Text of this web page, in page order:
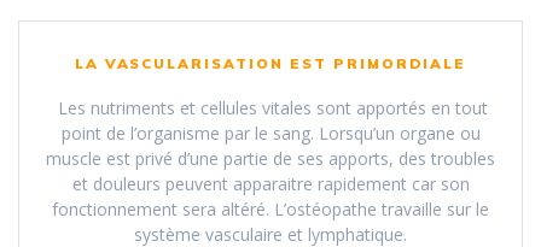
LA VASCULARISATION EST PRIMORDIALE
Les nutriments et cellules vitales sont apportés en tout
point de l’organisme par le sang. Lorsqu’un organe ou
muscle est privé d’une partie de ses apports, des troubles
et douleurs peuvent apparaitre rapidement car son
fonctionnement sera altéré. L’ostéopathe travaille sur le
système vasculaire et lymphatique.